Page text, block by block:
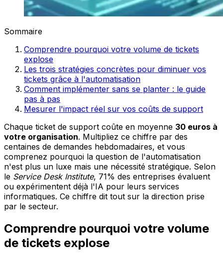
Sommaire
Comprendre pourquoi votre volume de tickets
explose
Les trois stratégies concrètes pour diminuer vos
tickets grâce à l'automatisation
Comment implémenter sans se planter : le guide
pas à pas
Mesurer l'impact réel sur vos coûts de support
Chaque ticket de support coûte en moyenne 30 euros à
votre organisation. Multipliez ce chiffre par des
centaines de demandes hebdomadaires, et vous
comprenez pourquoi la question de l'automatisation
n'est plus un luxe mais une nécessité stratégique. Selon
le Service Desk Institute, 71% des entreprises évaluent
ou expérimentent déjà l'IA pour leurs services
informatiques. Ce chiffre dit tout sur la direction prise
par le secteur.
Comprendre pourquoi votre volume
de tickets explose